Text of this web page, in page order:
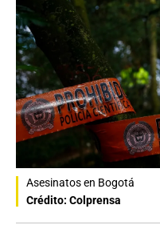
Asesinatos en Bogotá
Crédito: Colprensa